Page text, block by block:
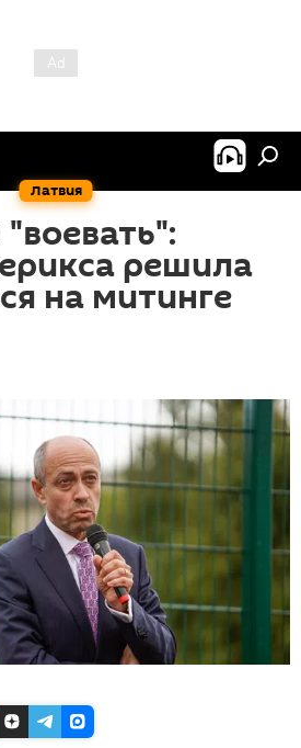
Латвия
решила
на митинге